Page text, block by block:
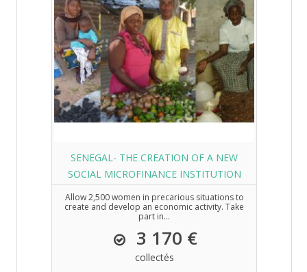
SENEGAL- THE CREATION OF A NEW
SOCIAL MICROFINANCE INSTITUTION
Allow 2,500 women in precarious situations to
create and develop an economic activity. Take
part in...
3 170 €
collectés